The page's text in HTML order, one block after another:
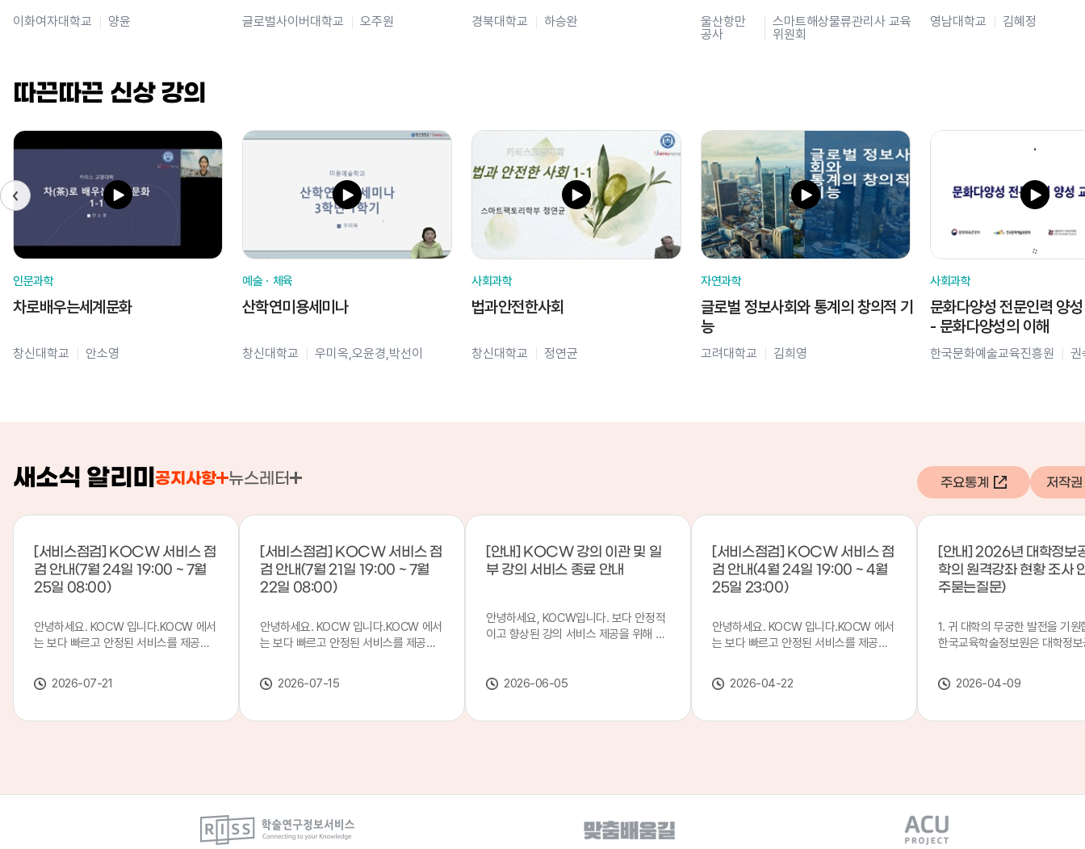
이화여자대학교 양윤 글로벌사이버대학교 오주원 경북대학교 하승완
울산항만
공사
스마트해상물류관리사 교육
위원회
영남대학교 김혜정
따끈따끈 신상 강의
인문과학
차로배우는세계문화
창신대학교 안소영
예술ㆍ체육
산학연미용세미나
창신대학교 우미옥,오윤경,박선이
사회과학
법과안전한사회
창신대학교 정연균
자연과학
글로벌 정보사회와 통계의 창의적 기
능
고려대학교 김희영
사회과학
문화다양성 전문인력 양
- 문화다양성의 이해
한국문화예술교육진흥원 권
새소식 알리미 공지사항 뉴스레터
[서비스점검] KOCW 서비스 점
검 안내(7월 24일 19:00 ~ 7월
25일 08:00)
안녕하세요. KOCW 입니다.KOCW 에서
는 보다 빠르고 안정된 서비스를 제공하
합니다.※ 서비스 점검 작업 일시 : 7월
24일(금) 19:00 ~ 7월 25일(토) 08:00
안 서비스가 일시 중지될 수 있으니, 이
2026-07-21
[서비스점검] KOCW 서비스 점
검 안내(7월 21일 19:00 ~ 7월
22일 08:00)
안녕하세요. KOCW 입니다.KOCW 에서
는 보다 빠르고 안정된 서비스를 제공하
합니다.※ 서비스 점검 작업 일시 : 7월 21
일(화) 19:00 ~ 7월 22일(수) 08:00이
서비스가일시 중지될 수 있으니, 이 점 양
2026-07-15
[안내] KOCW 강의 이관 및 일
부 강의 서비스 종료 안내
안녕하세요, KOCW입니다. 보다 안정적
이고 향상된 강의 서비스 제공을 위해 강
스가 종료될 예정이오니, 이용에 참고하
종료 강의 안내 이관 작업으로 인해 일부
었습니다. 서비스 종료 강의 목록은 아래
링크에서 확인하실 수 있습니다. → 서비
2026-06-05
[서비스점검] KOCW 서비스 점
검 안내(4월 24일 19:00 ~ 4월
25일 23:00)
안녕하세요. KOCW 입니다.KOCW 에서
는 보다 빠르고 안정된 서비스를 제공하
합니다.※ 서비스 점검 작업 일시 : 4월
24일(금) 19:00 ~ 4월 25일(토) 23:00
안 일시중지될 예정이오니, 이 점 양해하
2026-04-22
[안내] 2026년 대학정보
학의 원격강좌 현황 조사
주묻는질문)
1. 귀 대학의 무궁한 발전을 기원
한국교육학술정보원은 대학정
본 조사는 2025. 3. 1~2026. 2.
에 운영된 원격강좌(이러닝) 현
강좌(12-바)'에 데이터를 연계할
인시 캠퍼스인 경우 해당 캠퍼스
있는 기관명을 선택하시면 됩니
2026-04-09
주요통계 저작